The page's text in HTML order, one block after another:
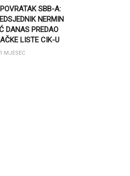
SBB-A:
NERMIN
DANAS PREDAO
LISTE CIK-U
MJESEC